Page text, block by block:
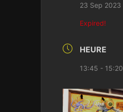
23 Sep 2023
Expired!
HEURE
13:45 - 15:20